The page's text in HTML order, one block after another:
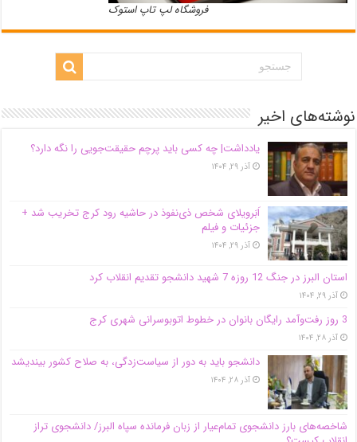
فروشگاه لپ تاپ استوک
نوشته‌های اخیر
یادداشت| ‌چه کسی باید پرچم حقیقت‌جویی را نگه دارد؟
آذر ۲۹, ۱۴۰۴
اَبَر‌ویلای شخص ذی‌نفوذ در حاشیه‌ رود کرج تخریب شد +
جزئیات و فیلم
آذر ۲۹, ۱۴۰۴
استان البرز در جنگ 12 روزه 7 شهید دانشجو تقدیم انقلاب کرد
آذر ۲۹, ۱۴۰۴
3 روز رفت‌وآمد رایگان بانوان در خطوط اتوبوسرانی شهری کرج
آذر ۲۸, ۱۴۰۴
دانشجو باید به دور از سیاست‌زدگی، به صلاح کشور بیندیشد
آذر ۲۸, ۱۴۰۴
شاخصه‌های بارز دانشجوی تمام‌عیار از زبان فرمانده سپاه البرز/ دانشجوی تراز